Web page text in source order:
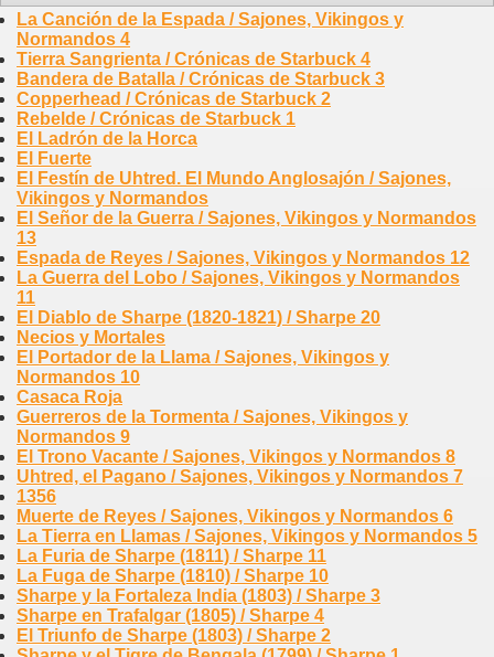
La Canción de la Espada / Sajones, Vikingos y
Normandos 4
Tierra Sangrienta / Crónicas de Starbuck 4
Bandera de Batalla / Crónicas de Starbuck 3
Copperhead / Crónicas de Starbuck 2
Rebelde / Crónicas de Starbuck 1
El Ladrón de la Horca
El Fuerte
El Festín de Uhtred. El Mundo Anglosajón / Sajones,
Vikingos y Normandos
El Señor de la Guerra / Sajones, Vikingos y Normandos
13
Espada de Reyes / Sajones, Vikingos y Normandos 12
La Guerra del Lobo / Sajones, Vikingos y Normandos
11
El Diablo de Sharpe (1820-1821) / Sharpe 20
Necios y Mortales
El Portador de la Llama / Sajones, Vikingos y
Normandos 10
Casaca Roja
Guerreros de la Tormenta / Sajones, Vikingos y
Normandos 9
El Trono Vacante / Sajones, Vikingos y Normandos 8
Uhtred, el Pagano / Sajones, Vikingos y Normandos 7
1356
Muerte de Reyes / Sajones, Vikingos y Normandos 6
La Tierra en Llamas / Sajones, Vikingos y Normandos 5
La Furia de Sharpe (1811) / Sharpe 11
La Fuga de Sharpe (1810) / Sharpe 10
Sharpe y la Fortaleza India (1803) / Sharpe 3
Sharpe en Trafalgar (1805) / Sharpe 4
El Triunfo de Sharpe (1803) / Sharpe 2